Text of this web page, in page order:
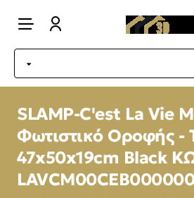
SLAMP-C'est La Vie
Φωτιστικό Οροφής -
47x50x19cm Black